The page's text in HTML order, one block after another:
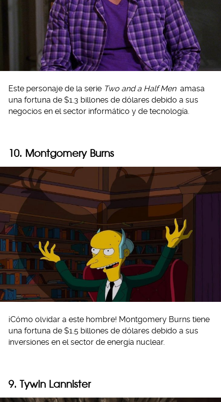
Este personaje de la serie Two and a Half Men amasa
una fortuna de $1.3 billones de dólares debido a sus
negocios en el sector informático y de tecnología.
10. Montgomery Burns
¡Cómo olvidar a este hombre! Montgomery Burns tiene
una fortuna de $1.5 billones de dólares debido a sus
inversiones en el sector de energía nuclear.
9. Tywin Lannister